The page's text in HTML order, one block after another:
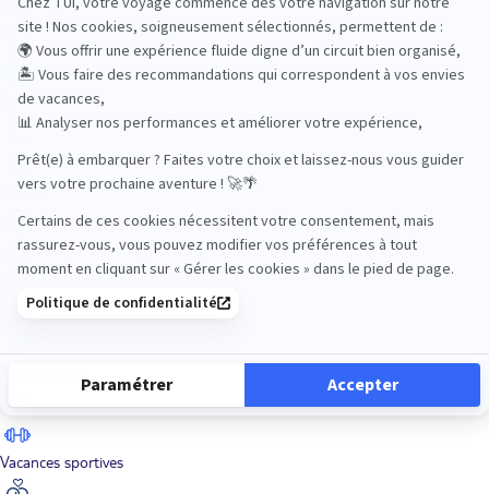
Road Trips
Safari
Sénior
Vacances sportives